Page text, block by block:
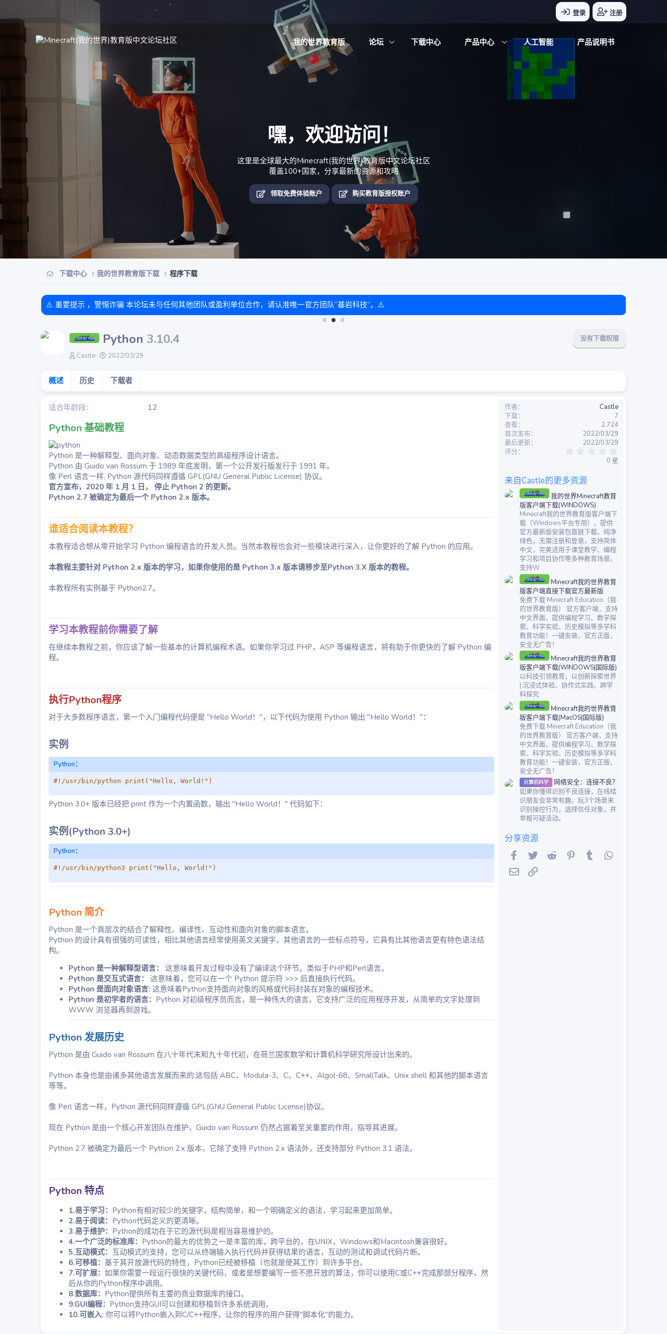
登录 注册
我的世界教育版 论坛 下载中心 产品中心 人工智能 产品说明书
嘿，欢迎访问！
这里是全球最大的Minecraft(我的世界)教育版中文论坛社区
覆盖100+国家，分享最新的资源和攻略
领取免费体验账户 购买教育版授权账户
下载中心 我的世界教育版下载 程序下载
⚠️ 重要提示 ，警惕诈骗 本论坛未与任何其他团队或盈利单位合作，请认准唯一官方团队“基岩科技”。⚠️
Python 3.10.4
没有下载权限
作
Castle
创
期
2022/03/29
概述 历史 下载者
适合年龄段 12
Python 基础教程
Python 是一种解释型、面向对象、动态数据类型的高级程序设计语言。
Python 由 Guido van Rossum 于 1989 年底发明，第一个公开发行版发行于 1991 年。
像 Perl 语言一样, Python 源代码同样遵循 GPL(GNU General Public License) 协议。
官方宣布，2020 年 1 月 1 日， 停止 Python 2 的更新。
Python 2.7 被确定为最后一个 Python 2.x 版本。
谁适合阅读本教程？
本教程适合想从零开始学习 Python 编程语言的开发人员。当然本教程也会对一些模块进行深入，让你更好的了解 Python 的应用。
本教程主要针对 Python 2.x 版本的学习，如果你使用的是 Python 3.x 版本请移步至Python 3.X 版本的教程。
本教程所有实例基于 Python2.7。
学习本教程前你需要了解
在继续本教程之前，你应该了解一些基本的计算机编程术语。如果你学习过 PHP，ASP 等编程语言，将有助于你更快的了解 Python 编
程。
执行Python程序
对于大多数程序语言，第一个入门编程代码便是 "Hello World！"，以下代码为使用 Python 输出 "Hello World！"：
实例​
Python：
#!/usr/bin/python print("Hello, World!")
Python 3.0+ 版本已经把 print 作为一个内置函数，输出 "Hello World！" 代码如下：
实例(Python 3.0+)​
Python：
#!/usr/bin/python3 print("Hello, World!")
Python 简介
Python 是一个高层次的结合了解释性、编译性、互动性和面向对象的脚本语言。
Python 的设计具有很强的可读性，相比其他语言经常使用英文关键字，其他语言的一些标点符号，它具有比其他语言更有特色语法结
构。
Python 是一种解释型语言：
这意味着开发过程中没有了编译这个环节。类似于PHP和Perl语言。
Python 是交互式语言：
这意味着，您可以在一个 Python 提示符 >>> 后直接执行代码。
Python 是面向对象语言: 这意味着Python支持面向对象的风格或代码封装在对象的编程技术。
Python 是初学者的语言： Python 对初级程序员而言，是一种伟大的语言，它支持广泛的应用程序开发，从简单的文字处理到
WWW 浏览器再到游戏。
Python 发展历史
Python 是由 Guido van Rossum 在八十年代末和九十年代初，在荷兰国家数学和计算机科学研究所设计出来的。
Python 本身也是由诸多其他语言发展而来的,这包括 ABC、Modula-3、C、C++、Algol-68、SmallTalk、Unix shell 和其他的脚本语言
等等。
像 Perl 语言一样，Python 源代码同样遵循 GPL(GNU General Public License)协议。
现在 Python 是由一个核心开发团队在维护，Guido van Rossum 仍然占据着至关重要的作用，指导其进展。
Python 2.7 被确定为最后一个 Python 2.x 版本，它除了支持 Python 2.x 语法外，还支持部分 Python 3.1 语法。
Python 特点
1.易于学习： Python有相对较少的关键字，结构简单，和一个明确定义的语法，学习起来更加简单。
2.易于阅读： Python代码定义的更清晰。
3.易于维护： Python的成功在于它的源代码是相当容易维护的。
4.一个广泛的标准库： Python的最大的优势之一是丰富的库，跨平台的，在UNIX，Windows和Macintosh兼容很好。
5.互动模式： 互动模式的支持，您可以从终端输入执行代码并获得结果的语言，互动的测试和调试代码片断。
6.可移植： 基于其开放源代码的特性，Python已经被移植（也就是使其工作）到许多平台。
7.可扩展： 如果你需要一段运行很快的关键代码，或者是想要编写一些不愿开放的算法，你可以使用C或C++完成那部分程序，然
后从你的Python程序中调用。
8.数据库： Python提供所有主要的商业数据库的接口。
9.GUI编程： Python支持GUI可以创建和移植到许多系统调用。
10.可嵌入: 你可以将Python嵌入到C/C++程序，让你的程序的用户获得"脚本化"的能力。
作者
Castle
下载
7
查看
2,724
首次发布
2022/03/29
最后更新
2022/03/29
评分
0 星
来自Castle的更多资源
我的世界Minecraft教育
版客户端下载(WINDOWS)
Minecraft我的世界教育版客户端下
载（Windows平台专用），提供
官方最新版安装包直链下载，纯净
绿色，无需注册和登录，支持简体
中文，完美适用于课堂教学、编程
学习和项目协作等多种教育场景。
支持W
Minecraft我的世界教育
版客户端直接下载官方最新版
免费下载 Minecraft Education（我
的世界教育版） 官方客户端，支持
中文界面，提供编程学习、数学探
索、科学实验、历史模拟等多学科
教育功能！一键安装，官方正版，
安全无广告！
Minecraft我的世界教育
版客户端下载(WINDOWS|国际版)
以科技引领教育，以创新探索世界
| 沉浸式体验、协作式实践、跨学
科探究
Minecraft我的世界教育
版客户端下载(MacOS|国际版)
免费下载 Minecraft Education（我
的世界教育版） 官方客户端，支持
中文界面，提供编程学习、数学探
索、科学实验、历史模拟等多学科
教育功能！一键安装，官方正版，
安全无广告！
计算机科学
网络安全：连接不良？
如果你懂得识别不良连接，在线结
识朋友会非常有趣。玩3个场景来
识别操控行为，选择信任对象，并
举报可疑活动。
分享资源
Facebook
Twitter Reddit PinterestTumblr
邮件